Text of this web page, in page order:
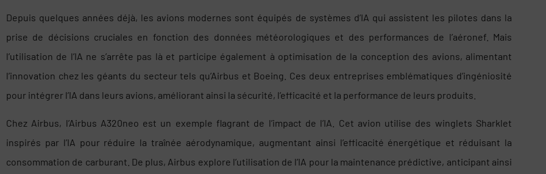
Depuis quelques années déjà, les avions modernes sont équipés de systèmes d’IA qui assistent les pilotes dans la
prise de décisions cruciales en fonction des données météorologiques et des performances de l’aéronef. Mais
l’utilisation de l’IA ne s’arrête pas là et participe également à optimisation de la conception des avions, alimentant
l’innovation chez les géants du secteur tels qu’Airbus et Boeing. Ces deux entreprises emblématiques d’ingéniosité
pour intégrer l’IA dans leurs avions, améliorant ainsi la sécurité, l’efficacité et la performance de leurs produits.
Chez Airbus, l’Airbus A320neo est un exemple flagrant de l’impact de l’IA. Cet avion utilise des winglets Sharklet
inspirés par l’IA pour réduire la traînée aérodynamique, augmentant ainsi l’efficacité énergétique et réduisant la
consommation de carburant. De plus, Airbus explore l’utilisation de l’IA pour la maintenance prédictive, anticipant ainsi